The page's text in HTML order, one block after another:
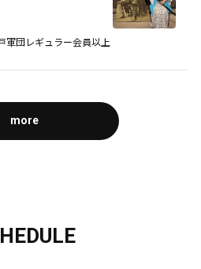
軍団レギュラー会員以上
more